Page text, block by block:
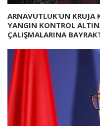
ARNAVUTLUK’UN KRUJA
YANGIN KONTROL
ÇALIŞMALARINA